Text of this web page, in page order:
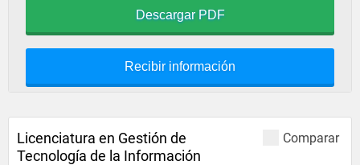
Descargar PDF
Recibir información
Comparar
Licenciatura en Gestión de
Tecnología de la Información